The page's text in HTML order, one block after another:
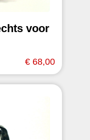
voor
€ 68,00